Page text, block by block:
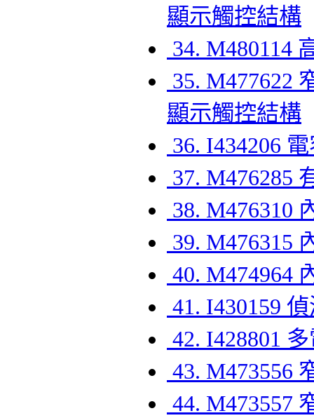
顯示觸控結構
34. M480114
35. M477622
顯示觸控結構
36. I434206
37. M476285
38. M476310
39. M476315
40. M474964
41. I430159
42. I428801
43. M473556
44. M473557